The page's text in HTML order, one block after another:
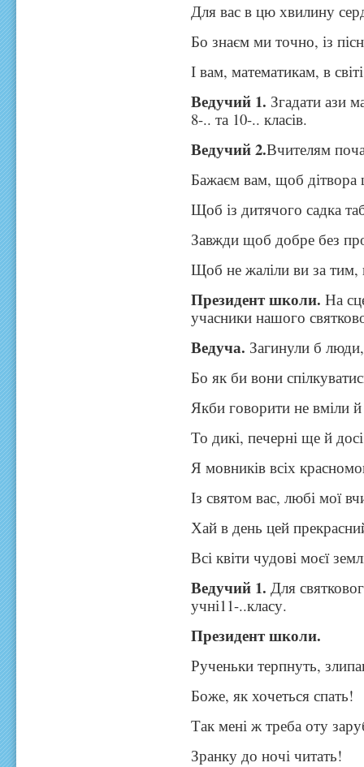
Для вас в цю хвилину
Бо знаєм ми точно, із
І вам, математикам, в
Ведучий 1. Згадати ази
8-.. та 10-.. класів.
Ведучий 2.Вчителям
Бажаєм вам, щоб
Щоб із дитячого садка
Завжди щоб добре без
Щоб не жаліли ви за тим,
Президент школи.На
учасники нашого
Ведуча. Загинули б
Бо як би вони
Якби говорити не вміли
То дикі, печерні ще й
Я мовників всіх
Із святом вас, любі мої
Хай в день цей
Всі квіти чудові моєї
Ведучий 1.Для
учні11-..класу.
Президент школи.
Рученьки терпнуть,
Боже, як хочеться спать!
Так мені ж треба оту
Зранку до ночі читать!